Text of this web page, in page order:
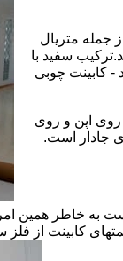
متریال
سفید با
کابینت چوبی
اپن و روی
جادار است.
به خاطر همین
کابینت از فلز